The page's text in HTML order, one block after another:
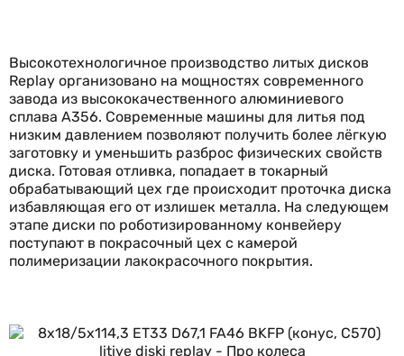
Высокотехнологичное производство литых дисков
Replay организовано на мощностях современного
завода из высококачественного алюминиевого
сплава А356. Современные машины для литья под
низким давлением позволяют получить более лёгкую
заготовку и уменьшить разброс физических свойств
диска. Готовая отливка, попадает в токарный
обрабатывающий цех где происходит проточка диска
избавляющая его от излишек металла. На следующем
этапе диски по роботизированному конвейеру
поступают в покрасочный цех с камерой
полимеризации лакокрасочного покрытия.